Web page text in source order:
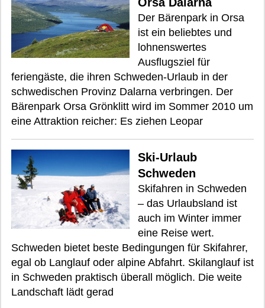
Der Bärenpark in Orsa
ist ein beliebtes und
lohnenswertes
Ausflugsziel für
feriengäste, die ihren Schweden-Urlaub in der
schwedischen Provinz Dalarna verbringen. Der
Bärenpark Orsa Grönklitt wird im Sommer 2010 um
eine Attraktion reicher: Es ziehen Leopar
Ski-Urlaub
Schweden
Skifahren in Schweden
– das Urlaubsland ist
auch im Winter immer
eine Reise wert.
Schweden bietet beste Bedingungen für Skifahrer,
egal ob Langlauf oder alpine Abfahrt. Skilanglauf ist
in Schweden praktisch überall möglich. Die weite
Landschaft lädt gerad